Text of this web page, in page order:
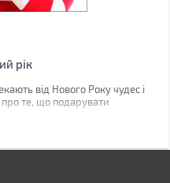
рік
від Нового Року чудес і
те, що подарувати
ідей для подарунків на